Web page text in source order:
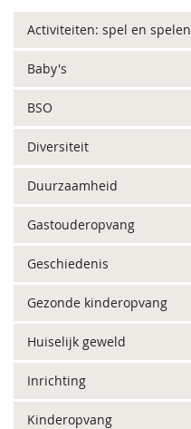
Activiteiten: spel en spelen
Baby's
BSO
Diversiteit
Duurzaamheid
Gastouderopvang
Geschiedenis
Gezonde kinderopvang
Huiselijk geweld
Inrichting
Kinderopvang